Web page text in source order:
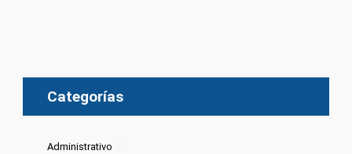
Categorías
Administrativo